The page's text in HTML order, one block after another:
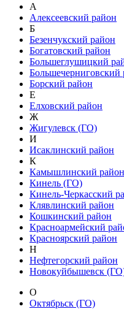
А
Алексеевский район
Б
Безенчукский район
Богатовский район
Большеглушицкий
Большечерниговский
Борский район
Е
Елховский район
Ж
Жигулевск (ГО)
И
Исаклинский район
К
Камышлинский район
Кинель (ГО)
Кинель-Черкасский
Клявлинский район
Кошкинский район
Красноармейский
Красноярский район
Н
Нефтегорский район
Новокуйбышевск
О
Октябрьск (ГО)